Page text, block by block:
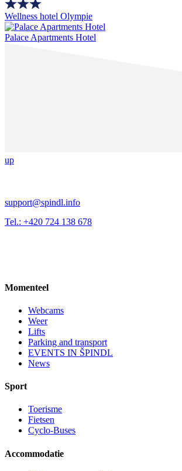
Wellness hotel Olympie
Palace Apartments Hotel
up
support@spindl.info
Tel.: +420 724 138 678
Momenteel
Webcams
Weer
Lifts
Parking and transport
EVENTS IN ŠPINDL
News
Sport
Toerisme
Fietsen
Cyclo-Buses
Accommodatie